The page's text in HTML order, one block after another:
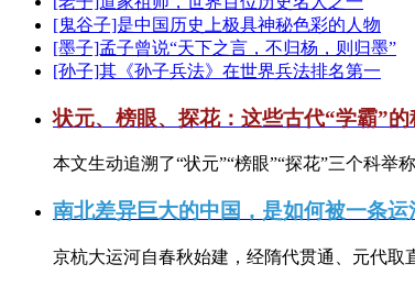
[鬼谷子]是中国历史上极具神秘色彩的人物
[墨子]孟子曾说“天下之言，不归杨，则归墨”
[孙子]其《孙子兵法》在世界兵法排名第一
状元、榜眼、探花：这些古代“学霸”
本文生动追溯了“状元”“榜眼”“探花”三个科举
南北差异巨大的中国，是如何被一条运
京杭大运河自春秋始建，经隋代贯通、元代取